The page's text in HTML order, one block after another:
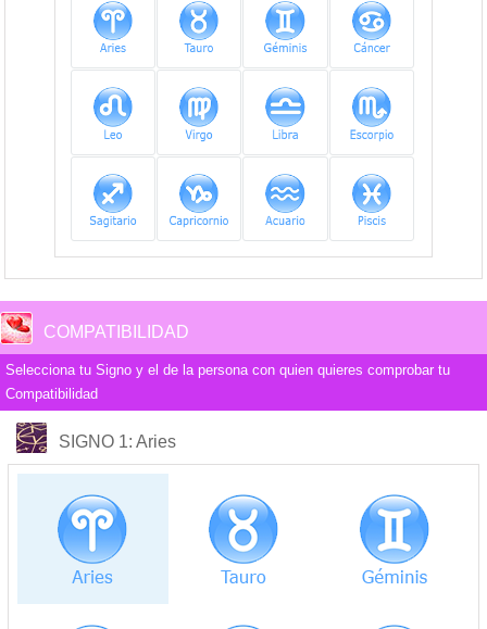
COMPATIBILIDAD
Selecciona tu Signo y el de la persona con quien quieres comprobar tu
Compatibilidad
SIGNO 1: Aries